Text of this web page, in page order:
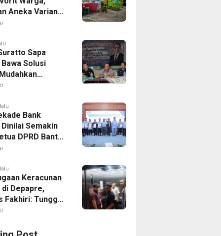
Aneka Varian
Muda
Sapa
Solusi
Bank
Semakin
DPRD Banten
Perkuat
Keracunan
Depapre,
Fakhiri: Tunggu
Polda